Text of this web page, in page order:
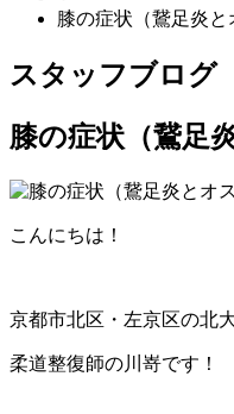
膝の症状（鵞足炎
スタッフブログ
膝の症状（鵞足
こんにちは！
京都市北区・左京区の北
柔道整復師の川嵜です！